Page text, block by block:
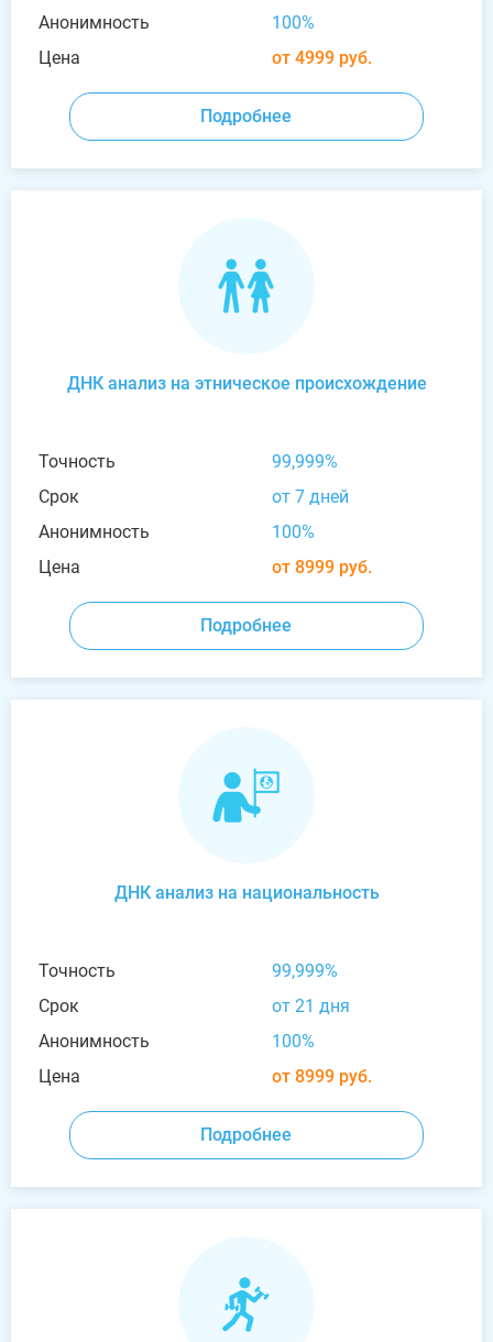
Анонимность
100%
Цена
от 4999 руб.
Подробнее
ДНК анализ на этническое происхождение
Точность
99,999%
Срок
от 7 дней
Анонимность
100%
Цена
от 8999 руб.
Подробнее
ДНК анализ на национальность
Точность
99,999%
Срок
от 21 дня
Анонимность
100%
Цена
от 8999 руб.
Подробнее